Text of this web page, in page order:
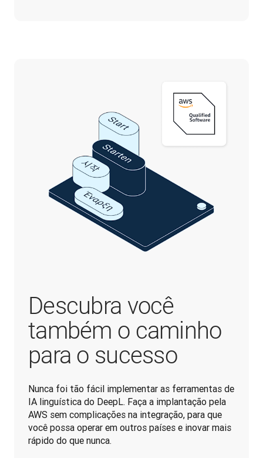
Descubra você
também o caminho
para o sucesso
Nunca foi tão fácil implementar as ferramentas de
IA linguística do DeepL. Faça a implantação pela
AWS sem complicações na integração, para que
você possa operar em outros países e inovar mais
rápido do que nunca.